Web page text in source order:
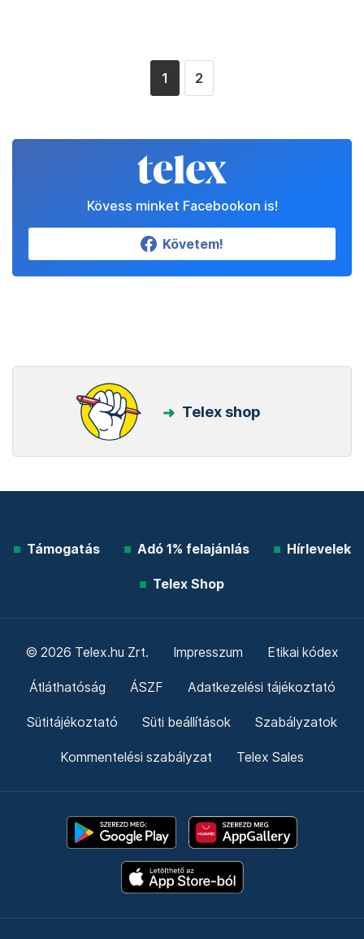
1 2
Kövess minket Facebookon is!
Követem!
Telex shop
Támogatás Adó 1% felajánlás Hírlevelek
Telex Shop
© 2026 Telex.hu Zrt. Impresszum Etikai kódex
Átláthatóság ÁSZF Adatkezelési tájékoztató
Sütitájékoztató Süti beállítások Szabályzatok
Kommentelési szabályzat Telex Sales